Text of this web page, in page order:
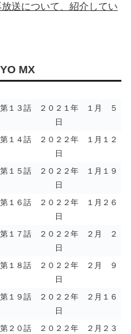
送について、紹介してい
MX
第１３話 ２０２１年 １月 ５
日
第１４話 ２０２２年 １月１２
日
第１５話 ２０２２年 １月１９
日
第１６話 ２０２２年 １月２６
日
第１７話 ２０２２年 ２月 ２
日
第１８話 ２０２２年 ２月 ９
日
第１９話 ２０２２年 ２月１６
日
第２０話 ２０２２年 ２月２３